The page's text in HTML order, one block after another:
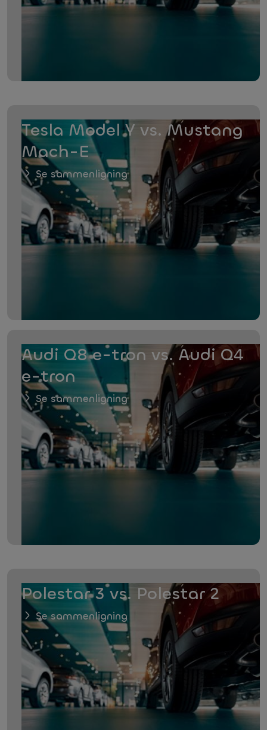
Tesla Model Y vs. Mustang
Mach-E
Se sammenligning
Audi Q8 e-tron vs. Audi Q4
e-tron
Se sammenligning
Polestar 3 vs. Polestar 2
Se sammenligning